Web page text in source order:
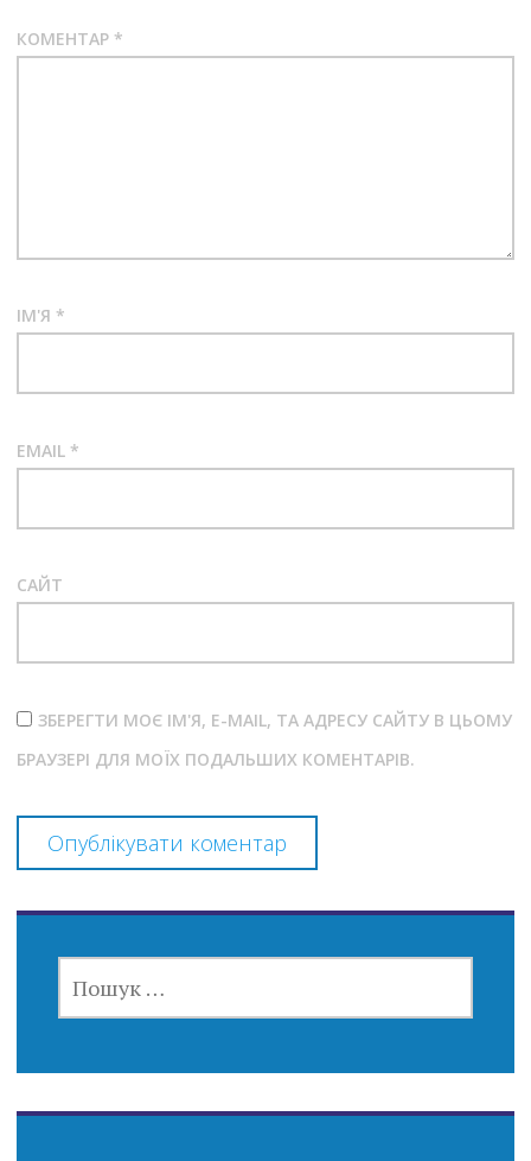
КОМЕНТАР *
ІМ'Я *
EMAIL *
САЙТ
ЗБЕРЕГТИ МОЄ ІМ'Я, E-MAIL, ТА АДРЕСУ САЙТУ В ЦЬОМУ
БРАУЗЕРІ ДЛЯ МОЇХ ПОДАЛЬШИХ КОМЕНТАРІВ.